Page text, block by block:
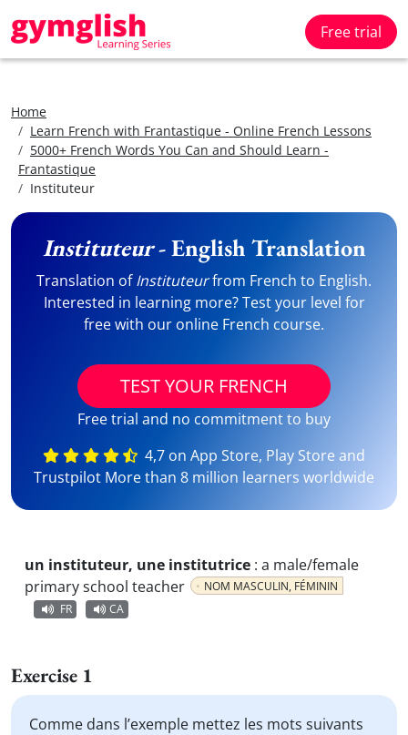
Free trial
Home
Learn French with Frantastique - Online French Lessons
5000+ French Words You Can and Should Learn -
Frantastique
Instituteur
Instituteur- English Translation
Translation ofInstituteurfrom French to English.
Interested in learning more? Test your level for
free with our online French course.
TEST YOUR FRENCH
Free trial and no commitment to buy
4,7 on App Store, Play Store and
Trustpilot More than 8 million learners worldwide
un instituteur, une institutrice : a male/female
primary school teacher
NOM MASCULIN, FÉMININ
FR
CA
Exercise 1
Comme dans l’exemple mettez les mots suivants